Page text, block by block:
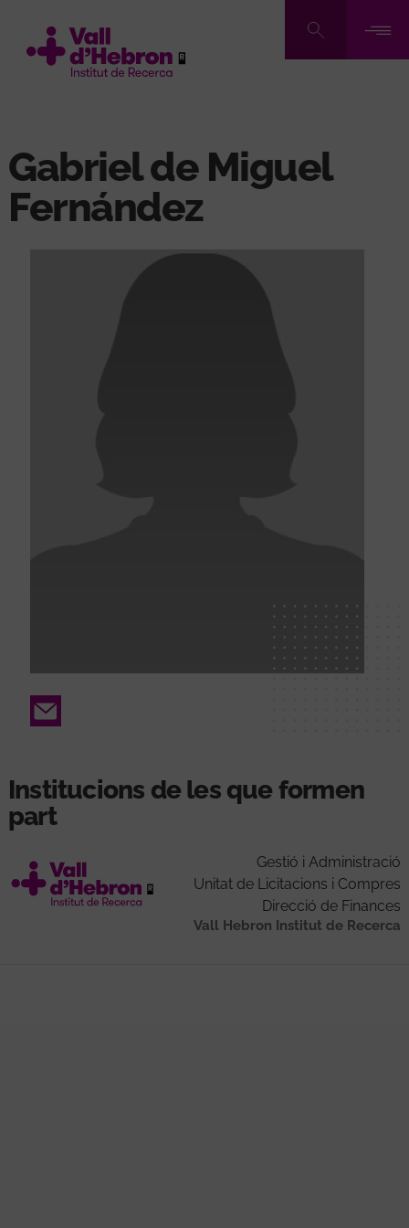
contingut
Gabriel de Miguel
Fernández
Email
Institucions de les que formen
part
Gestió i Administració
Unitat de Licitacions i Compres
Direcció de Finances
Vall Hebron Institut de Recerca